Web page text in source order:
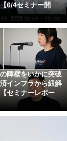
6/4セミナー開
障壁をいかに突破
インフラから紐解
セミナーレポー